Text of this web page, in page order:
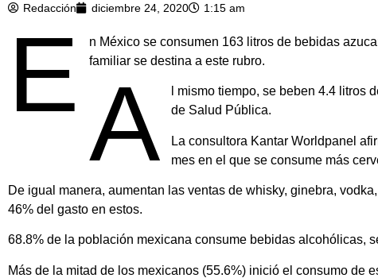
Redacción diciembre 24, 2020 1:15 am
E
n México se consumen 163 litros de bebidas
familiar se destina a este rubro.
A
l mismo tiempo, se beben 4.4 litros
de Salud Pública.
La consultora Kantar Worldpanel
mes en el que se consume más
De igual manera, aumentan las ventas de whisky, ginebra,
46% del gasto en estos.
68.8% de la población mexicana consume bebidas alcohólicas,
Más de la mitad de los mexicanos (55.6%) inició el consumo de